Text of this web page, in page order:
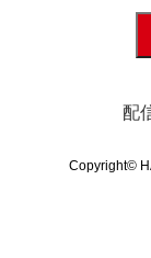
配
Copyright©